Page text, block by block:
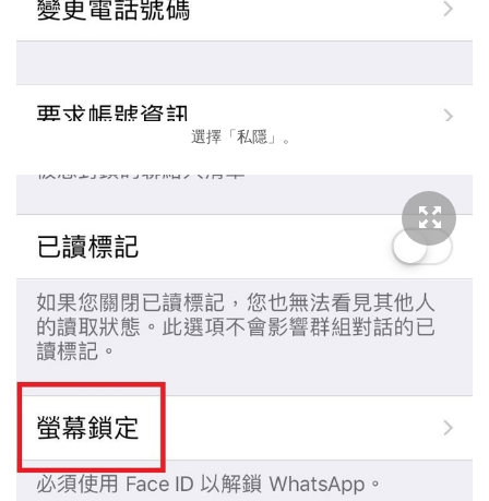
選擇「私隱」。